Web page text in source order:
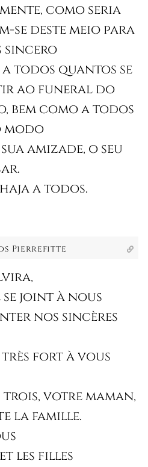
como seria
se deste meio para
sincero
todos quantos se
ao funeral do
bem como a todos
modo
amizade, o seu
a todos.
Pierrefitte
joint à nous
nos sincères
très fort à vous
votre maman,
la famille.
les filles